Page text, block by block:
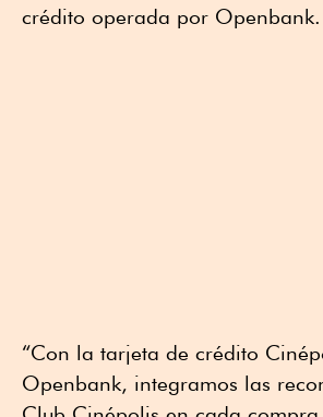
crédito operada por Openbank.
“Con la tarjeta de crédito
Openbank, integramos las